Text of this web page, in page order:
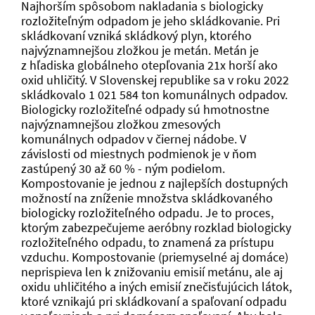
Najhorším spôsobom nakladania s biologicky
rozložiteľným odpadom je jeho skládkovanie. Pri
skládkovaní vzniká skládkový plyn, ktorého
najvýznamnejšou zložkou je metán. Metán je
z hľadiska globálneho otepľovania 21x horší ako
oxid uhličitý. V Slovenskej republike sa v roku 2022
skládkovalo 1 021 584 ton komunálnych odpadov.
Biologicky rozložiteľné odpady sú hmotnostne
najvýznamnejšou zložkou zmesových
komunálnych odpadov v čiernej nádobe. V
závislosti od miestnych podmienok je v ňom
zastúpený 30 až 60 % - ným podielom.
Kompostovanie je jednou z najlepších dostupných
možností na zníženie množstva skládkovaného
biologicky rozložiteľného odpadu. Je to proces,
ktorým zabezpečujeme aeróbny rozklad biologicky
rozložiteľného odpadu, to znamená za prístupu
vzduchu. Kompostovanie (priemyselné aj domáce)
neprispieva len k znižovaniu emisií metánu, ale aj
oxidu uhličitého a iných emisií znečisťujúcich látok,
ktoré vznikajú pri skládkovaní a spaľovaní odpadu